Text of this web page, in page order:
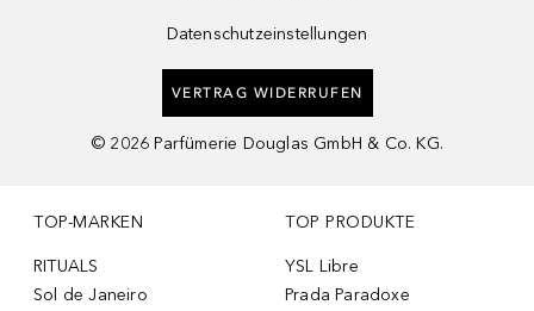
Datenschutzeinstellungen
VERTRAG WIDERRUFEN
© 2026 Parfümerie Douglas GmbH & Co. KG.
TOP-MARKEN
RITUALS
Sol de Janeiro
TOP PRODUKTE
YSL Libre
Prada Paradoxe